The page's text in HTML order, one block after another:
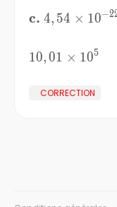
\bf{c.}
c. 4, 54 × 10−
10,01 × 105
CORRECTION